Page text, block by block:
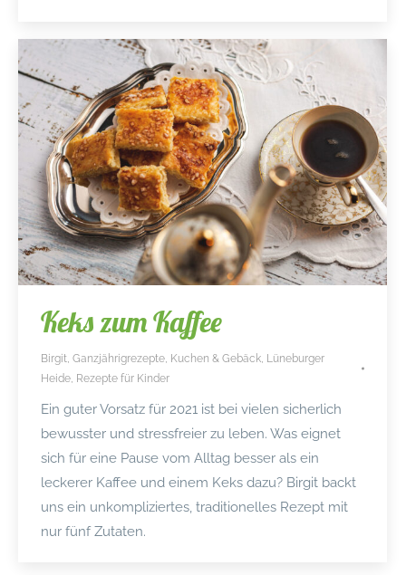
Keks zum Kaffee
Birgit Ganzjährigrezepte Kuchen & Gebäck Lüneburger
Heide Rezepte für Kinder
Ein guter Vorsatz für 2021 ist bei vielen sicherlich
bewusster und stressfreier zu leben. Was eignet
sich für eine Pause vom Alltag besser als ein
leckerer Kaffee und einem Keks dazu? Birgit backt
uns ein unkompliziertes, traditionelles Rezept mit
nur fünf Zutaten.